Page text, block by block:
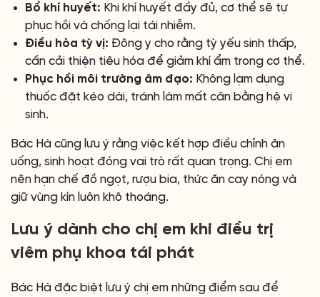
Bổ khí huyết: Khi khí huyết đầy đủ, cơ thể sẽ tự
phục hồi và chống lại tái nhiễm.
Điều hòa tỳ vị: Đông y cho rằng tỳ yếu sinh thấp,
cần cải thiện tiêu hóa để giảm khí ẩm trong cơ thể.
Phục hồi môi trường âm đạo: Không lạm dụng
thuốc đặt kéo dài, tránh làm mất cân bằng hệ vi
sinh.
Bác Hà cũng lưu ý rằng việc kết hợp điều chỉnh ăn
uống, sinh hoạt đóng vai trò rất quan trọng. Chị em
nên hạn chế đồ ngọt, rượu bia, thức ăn cay nóng và
giữ vùng kín luôn khô thoáng.
Lưu ý dành cho chị em khi điều trị
viêm phụ khoa tái phát
Bác Hà đặc biệt lưu ý chị em những điểm sau để